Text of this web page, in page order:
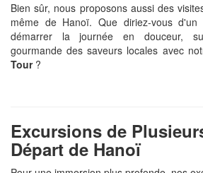
Bien sûr, nous proposons aussi des
même de Hanoï. Que diriez-vous d'un
démarrer la journée en douceur,
gourmande des saveurs locales avec
Tour?
Excursions de
Départ de Hanoï